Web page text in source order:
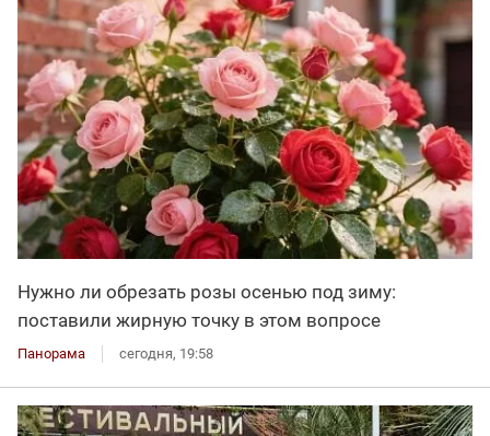
Нужно ли обрезать розы осенью под зиму:
поставили жирную точку в этом вопросе
Панорама сегодня, 19:58